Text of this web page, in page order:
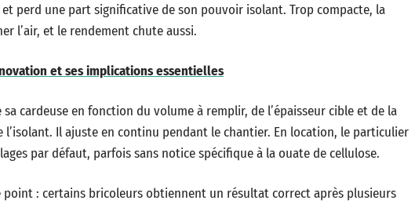
et perd une part significative de son pouvoir isolant. Trop compacte, la
l’air, et le rendement chute aussi.
et ses implications essentielles
cardeuse en fonction du volume à remplir, de l’épaisseur cible et de la
Il ajuste en continu pendant le chantier. En location, le particulier
par défaut, parfois sans notice spécifique à la ouate de cellulose.
: certains bricoleurs obtiennent un résultat correct après plusieurs